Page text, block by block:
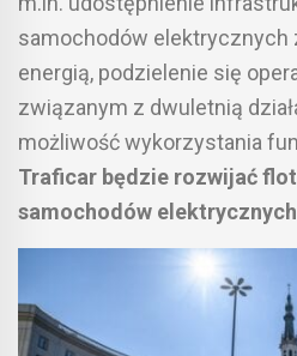
samochodów elektrycznych
energią, podzielenie się
związanym z dwuletnią
możliwość wykorzystania
Traficar będzie rozwijać
samochodów